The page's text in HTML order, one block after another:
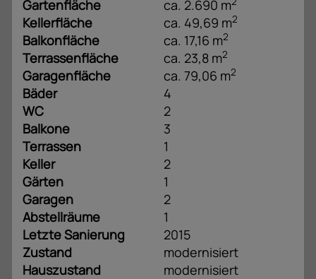
Gartenfläche ca. 2.690 m
Kellerfläche ca. 49,69 m2
Balkonfläche ca. 17,16 m2
Terrassenfläche ca. 23,8 m2
Garagenfläche ca. 79,06 m2
Bäder
4
WC
2
Balkone
3
Terrassen
1
Keller
2
Gärten
1
Garagen
2
Abstellräume
1
Letzte Sanierung
2015
Zustand
modernisiert
Hauszustand
modernisiert